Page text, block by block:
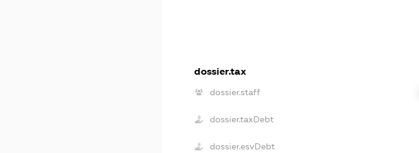
dossier.tax
dossier.staff
dossier.taxDebt
dossier.esvDebt